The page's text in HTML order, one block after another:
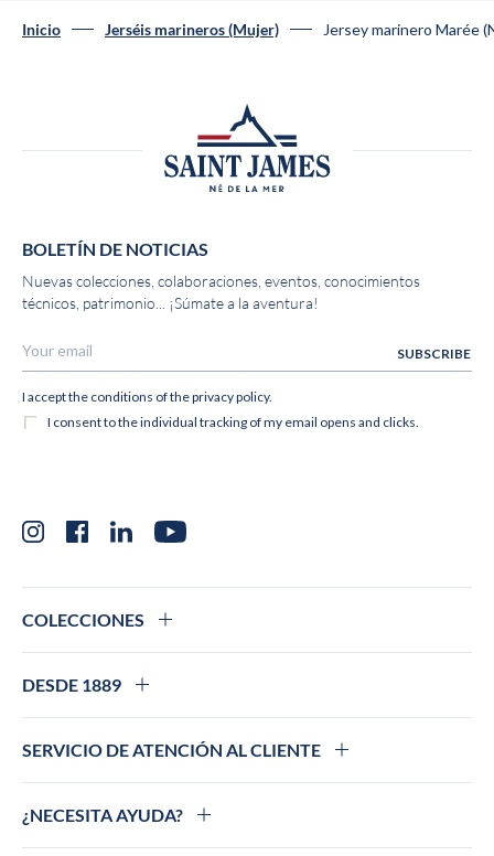
Inicio Jerséis marineros (Mujer) Jersey marinero Marée
BOLETÍN DE NOTICIAS
Nuevas colecciones, colaboraciones, eventos, conocimientos
técnicos, patrimonio... ¡Súmate a la aventura!
InstagramFacebookLinkedInYouTube
COLECCIONES
DESDE 1889
SERVICIO DE ATENCIÓN AL CLIENTE
¿NECESITA AYUDA?